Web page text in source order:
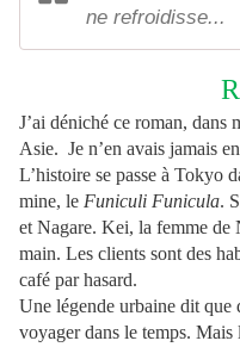
ne refroidisse...
J’ai déniché ce roman, dans
Asie. Je n’en avais jamais
L’histoire se passe à Tokyo
mine, le Funiculi Funicula.
et Nagare. Kei, la femme de
main. Les clients sont des
café par hasard.
Une légende urbaine dit que
voyager dans le temps. Mais